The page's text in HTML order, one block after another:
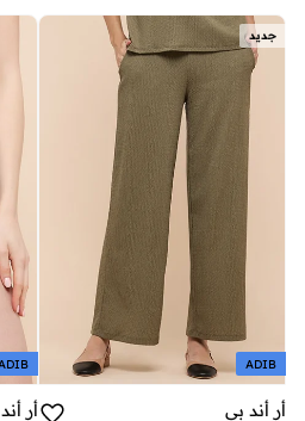
جديد
ADIB
أر أند بي
أر